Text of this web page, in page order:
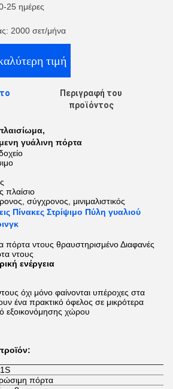
25 ημέρες
2000 σετ/μήνα
τιμή
Περιγραφή του
προϊόντος
,
γυάλινη πόρτα
πλαίσιο
σύγχρονος, μινιμαλιστικός
Πίνακες Στρίψιμο Πύλη γυαλιού
πόρτα ντους θραυστηρισμένο Διαφανές
ντους
ενέργεια
όχι μόνο φαίνονται υπέροχες στα
ένα πρακτικό όφελος σε μικρότερα
εξοικονόμησης χώρου
πόρτα